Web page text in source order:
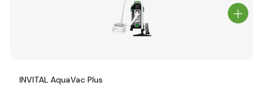
INVITAL AquaVac Plus